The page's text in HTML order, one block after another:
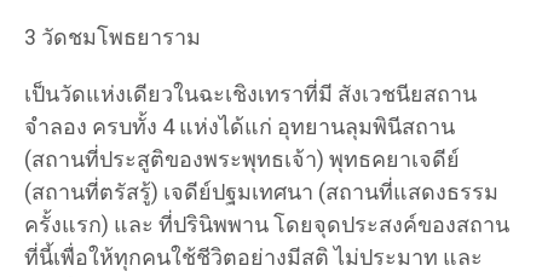
3 วัดชมโพธยาราม
เป็นวัดแห่งเดียวในฉะเชิงเทราที่มี สังเวชนียสถาน
จำลอง ครบทั้ง 4 แห่งได้แก่ อุทยานลุมพินีสถาน
(สถานที่ประสูติของพระพุทธเจ้า) พุทธคยาเจดีย์
(สถานที่ตรัสรู้) เจดีย์ปฐมเทศนา (สถานที่แสดงธรรม
ครั้งแรก) และ ที่ปรินิพพาน โดยจุดประสงค์ของสถาน
ที่นี้เพื่อให้ทุกคนใช้ชีวิตอย่างมีสติ ไม่ประมาท และ